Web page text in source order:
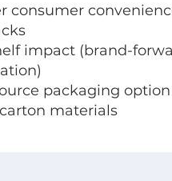
consumer
impact (brand-
packaging
materials